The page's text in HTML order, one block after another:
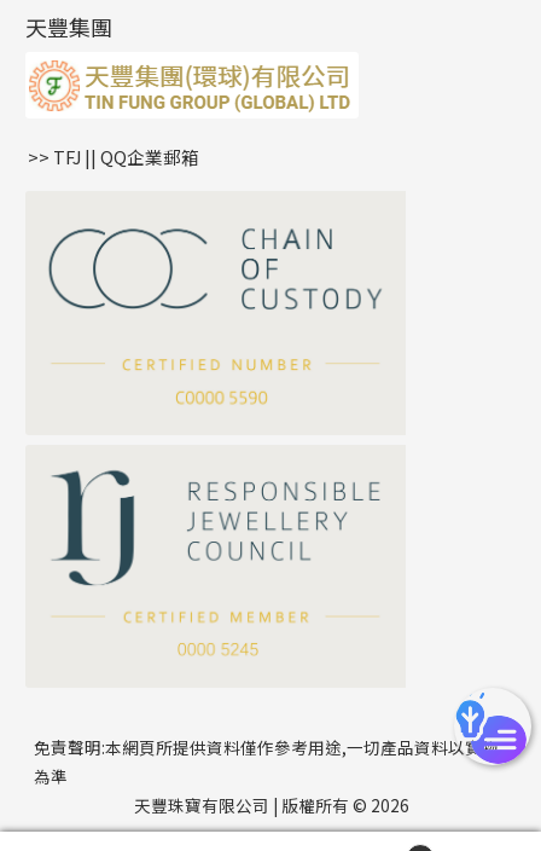
公司名稱
聯絡電話
雙十字鏈系列
水波鏈系列
蛇骨鏈系列
鏈尾系列
嘴唇鏈系列
S車花鏈系列
珍珠鏈系列
坦克鏈系列
滿天星鏈系列
方假繩鏈系列
耳環扣系列
耳綫/耳鈎系列
耳環爪頭
耳環
字母吊墜
相盒吊墜
項鏈吊墜
生肖吊墜
星座吊墜
珠扣
天豐集團
>> TFJ || QQ企業郵箱
免責聲明:本網頁所提供資料僅作參考用途,一切產品資料以實物
為準
天豐珠寶有限公司 | 版權所有 © 2026